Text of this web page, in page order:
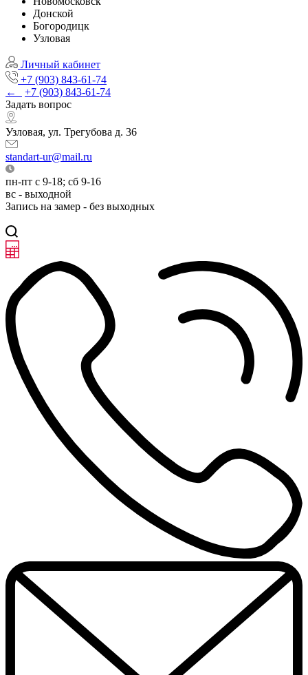
Донской
Богородицк
Узловая
Личный кабинет
+7 (903) 843-61-74
←
+7 (903) 843-61-74
Задать вопрос
Узловая, ул. Трегубова д. 36
standart-ur@mail.ru
пн-пт с 9-18; сб 9-16
вс - выходной
Запись на замер - без выходных